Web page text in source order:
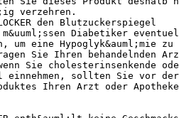
verzehren.
den Blutzuckerspiegel
Diabetiker
um eine Hypoglyk&auml;mie zu
Sie Ihren behandelnden
Sie cholesterinsenkende
einnehmen, sollten Sie vor der
Ihren Arzt oder